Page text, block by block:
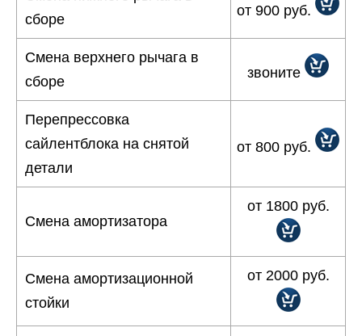
сборе
от 900 руб.
Смена верхнего рычага в
сборе
звоните
Перепрессовка
сайлентблока на снятой
детали
от 800 руб.
Смена амортизатора
от 1800 руб.
Смена амортизационной
стойки
от 2000 руб.